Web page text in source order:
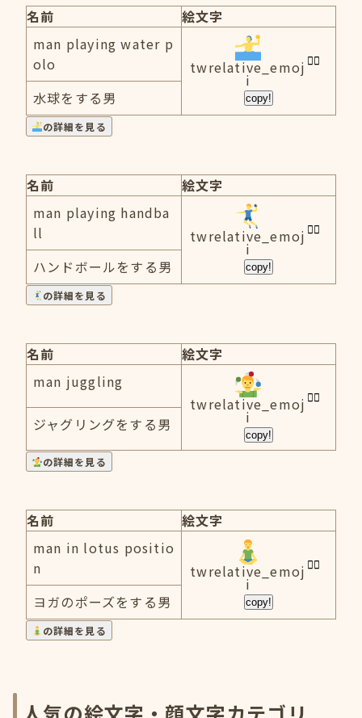
名前
絵文字
man playing water p
olo
twrelative_emoj
i
copy!
水球をする男
の詳細を見る
名前
絵文字
man playing handba
ll
twrelative_emoj
i
copy!
ハンドボールをする男
の詳細を見る
名前
絵文字
man juggling
twrelative_emoj
i
copy!
ジャグリングをする男
の詳細を見る
名前
絵文字
man in lotus positio
n
twrelative_emoj
i
copy!
ヨガのポーズをする男
の詳細を見る